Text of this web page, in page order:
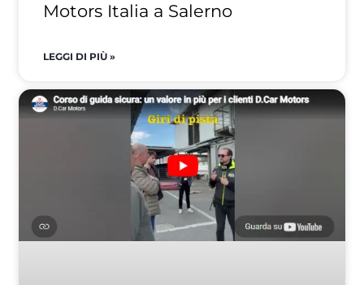
Motors Italia a Salerno
LEGGI DI PIÙ »